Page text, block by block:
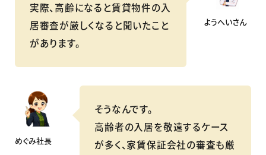
ようへいさん
実際、高齢になると賃貸物件の入
居審査が厳しくなると聞いたこと
があります。
めぐみ社長
そうなんです。
高齢者の入居を敬遠するケース
が多く、家賃保証会社の審査も厳